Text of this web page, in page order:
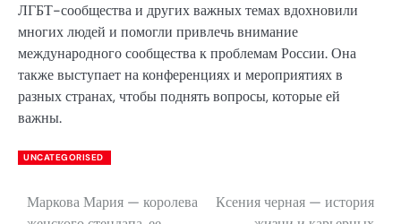
ЛГБТ-сообщества и других важных темах вдохновили
многих людей и помогли привлечь внимание
международного сообщества к проблемам России. Она
также выступает на конференциях и мероприятиях в
разных странах, чтобы поднять вопросы, которые ей
важны.
UNCATEGORISED
Навигация
Маркова Мария — королева
Ксения черная — история